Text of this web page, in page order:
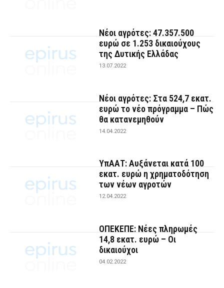
Νέοι αγρότες: 47.357.500
ευρώ σε 1.253 δικαιούχους
της Δυτικής Ελλάδας
13.07.2022
Νέοι αγρότες: Στα 524,7 εκατ.
ευρώ το νέο πρόγραμμα – Πώς
θα κατανεμηθούν
14.04.2022
ΥπΑΑΤ: Αυξάνεται κατά 100
εκατ. ευρώ η χρηματοδότηση
των νέων αγροτών
12.04.2022
ΟΠΕΚΕΠΕ: Νέες πληρωμές
14,8 εκατ. ευρώ – Οι
δικαιούχοι
04.02.2022